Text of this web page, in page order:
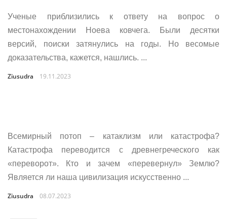
Ученые приблизились к ответу на вопрос о
местонахождении Ноева ковчега. Были десятки
версий, поиски затянулись на годы. Но весомые
доказательства, кажется, нашлись. ...
Ziusudra 19.11.2023
Всемирный потоп – катаклизм или катастрофа?
Катастрофа переводится с древнегреческого как
«переворот». Кто и зачем «перевернул» Землю?
Является ли наша цивилизация искусственно ...
Ziusudra 08.07.2023